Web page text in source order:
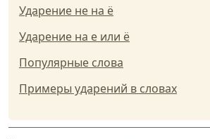
Ударение не на ё
Ударение на е или ё
Популярные слова
Примеры ударений в словах